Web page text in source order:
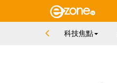
科技焦點